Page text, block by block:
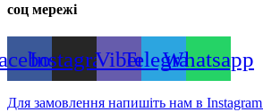
соц мережі
InstagramViberTelegramWhatsapp
Для замовлення напишіть нам в Instagram